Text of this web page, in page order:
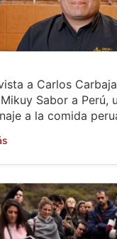
a Carlos
Sabor a Perú,
a la comida